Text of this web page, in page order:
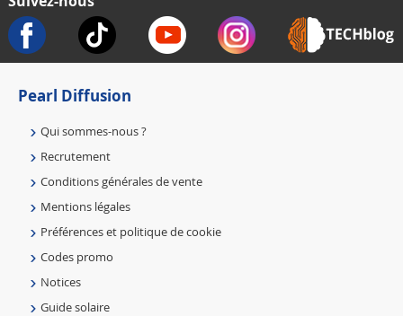
Pearl Diffusion
Qui sommes-nous ?
Recrutement
Conditions générales de vente
Mentions légales
Préférences et politique de cookie
Codes promo
Notices
Guide solaire